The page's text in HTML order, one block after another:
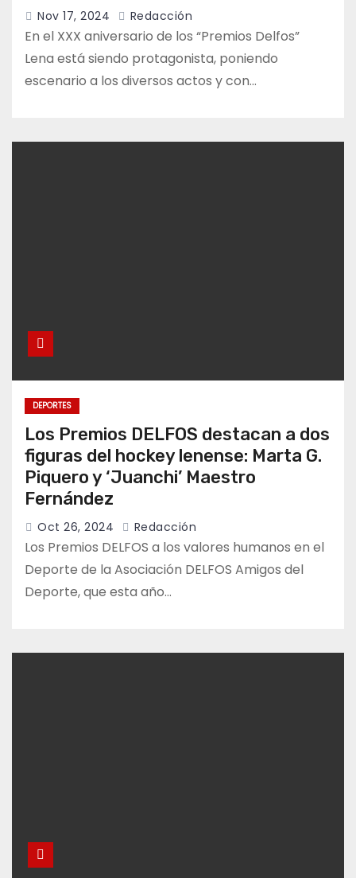
Nov 17, 2024 Redacción
En el XXX aniversario de los “Premios Delfos”
Lena está siendo protagonista, poniendo
escenario a los diversos actos y con…
DEPORTES
Los Premios DELFOS destacan a dos
figuras del hockey lenense: Marta G.
Piquero y ‘Juanchi’ Maestro
Fernández
Oct 26, 2024 Redacción
Los Premios DELFOS a los valores humanos en el
Deporte de la Asociación DELFOS Amigos del
Deporte, que esta año…